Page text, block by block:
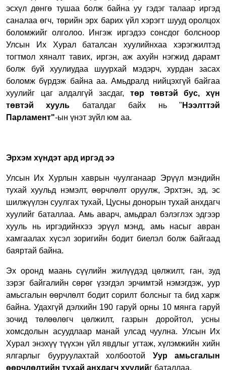
эсхүл дөнгө тушаа болж байна уу гэдэг талаар иргэд
саналаа өгч, төрийн эрх барих үйл хэрэгт шууд оролцох
боломжийг олголоо. Ингэж иргэдээ сонсдог болсноор
Улсын Их Хурал баталсан хуулийнхаа хэрэгжилтэд
тогтмол хяналт тавих, иргэн, аж ахуйн нэгжид дарамт
болж буй хуулиудаа шуурхай мэдэрч, хурдан засах
боломж бүрдэж байна аа. Амьдралд нийцэхгүй байгаа
хуулийг цаг алдалгүй засдаг, төр төвтэй бус, хүн
төвтэй хууль баталдаг байх нь " Нээлттэй
Парламент"-ын үнэт зүйл юм аа.
Эрхэм хүндэт ард иргэд ээ
Улсын Их Хурлын хаврын чуулганаар Эрүүл мэндийн
тухай хуульд нэмэлт, өөрчлөлт оруулж, Эрхтэн, эд, эс
шилжүүлэн суулгах тухай, Цусны донорын тухай анхдагч
хуулийг баталлаа. Амь аварч, амьдрал бэлэглэх эдгээр
хууль нь иргэдийнхээ эрүүл мэнд, амь насыг авран
хамгаалах хүсэл зоригийн бодит биелэл болж байгаад
баяртай байна.
Эх оронд маань сүүлийн жилүүдэд цөлжилт, ган, зуд
зэрэг байгалийн сөрөг үзэгдэл эрчимтэй нэмэгдэж, уур
амьсгалын өөрчлөлт бодит сорилт болсныг та бид харж
байна. Удахгүй дэлхийн 190 гаруй орны 10 мянга гаруй
зочид төлөөлөгч цөлжилт, газрын доройтол, усны
хомсдолын асуудлаар манай улсад чуулна. Улсын Их
Хурал энэхүү түүхэн үйл явдлыг угтаж, хүлэмжийн хийн
ялгарлыг бууруулахтай холбоотой Уур амьсгалын
өөрчлөлтийн тухай анхдагч хуулийг баталлаа.